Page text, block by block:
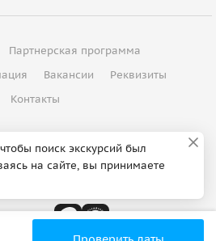
Партнерская программа
Вакансии
Реквизиты
Контакты
2026 ООО "Спутник"
в Петербурге
поиск экскурсий был
на сайте, вы принимаете